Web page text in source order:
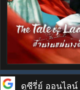
ดูซีรี่ย์ ออนไลน์